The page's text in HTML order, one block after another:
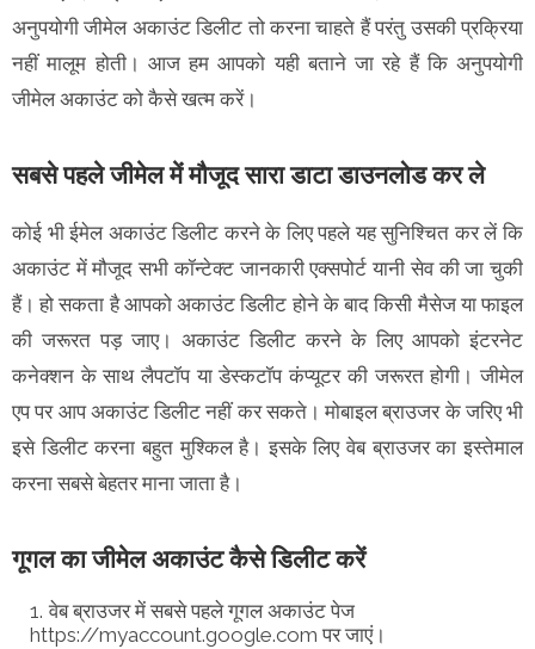
अनुपयोगी जीमेल अकाउंट डिलीट तो करना चाहते हैं परंतु उसकी प्रक्रिया
नहीं मालूम होती। आज हम आपको यही बताने जा रहे हैं कि अनुपयोगी
जीमेल अकाउंट को कैसे खत्म करें।
सबसे पहले जीमेल में मौजूद सारा डाटा डाउनलोड कर ले
कोई भी ईमेल अकाउंट डिलीट करने के लिए पहले यह सुनिश्चित कर लें कि
अकाउंट में मौजूद सभी कॉन्टेक्ट जानकारी एक्सपोर्ट यानी सेव की जा चुकी
हैं। हो सकता है आपको अकाउंट डिलीट होने के बाद किसी मैसेज या फाइल
की जरूरत पड़ जाए। अकाउंट डिलीट करने के लिए आपको इंटरनेट
कनेक्शन के साथ लैपटॉप या डेस्कटॉप कंप्यूटर की जरूरत होगी। जीमेल
एप पर आप अकाउंट डिलीट नहीं कर सकते। मोबाइल ब्राउजर के जरिए भी
इसे डिलीट करना बहुत मुश्किल है। इसके लिए वेब ब्राउजर का इस्तेमाल
करना सबसे बेहतर माना जाता है।
गूगल का जीमेल अकाउंट कैसे डिलीट करें
वेब ब्राउजर में सबसे पहले गूगल अकाउंट पेज
https://myaccount.google.com पर जाएं।